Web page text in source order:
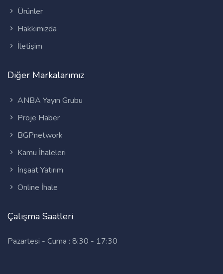
Ürünler
Hakkımızda
İletişim
Diğer Markalarımız
ANBA Yayın Grubu
Proje Haber
BGPnetwork
Kamu İhaleleri
İnşaat Yatırım
Online İhale
Çalışma Saatleri
Pazartesi - Cuma : 8:30 - 17:30